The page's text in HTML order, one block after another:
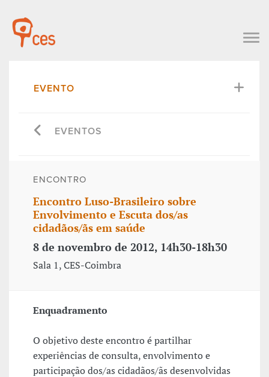
EVENTO
EVENTOS
ENCONTRO
Encontro Luso-Brasileiro sobre
Envolvimento e Escuta dos/as
cidadãos/ãs em saúde
8 de novembro de 2012, 14h30-18h30
Sala 1, CES-Coimbra
Enquadramento
O objetivo deste encontro é partilhar
experiências de consulta, envolvimento e
participação dos/as cidadãos/ãs desenvolvidas